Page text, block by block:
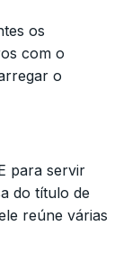
os
com o
o
para servir
do título de
reúne várias